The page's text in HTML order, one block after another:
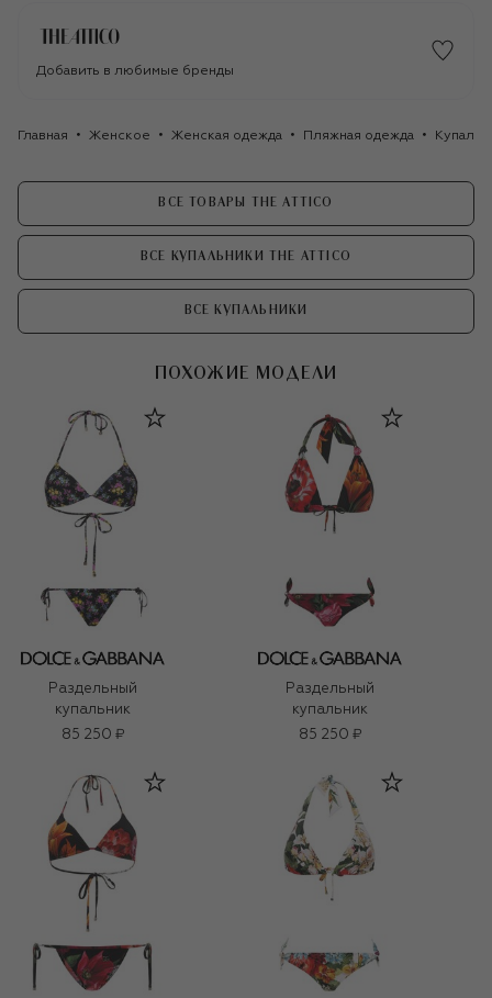
Добавить в любимые бренды
Главная Женское Женская одежда Пляжная одежда
ВСЕ ТОВАРЫ THE ATTICO
ВСЕ КУПАЛЬНИКИ THE ATTICO
ВСЕ КУПАЛЬНИКИ
ПОХОЖИЕ МОДЕЛИ
Раздельный
купальник
85 250 ₽
Раздельный
купальник
85 250 ₽